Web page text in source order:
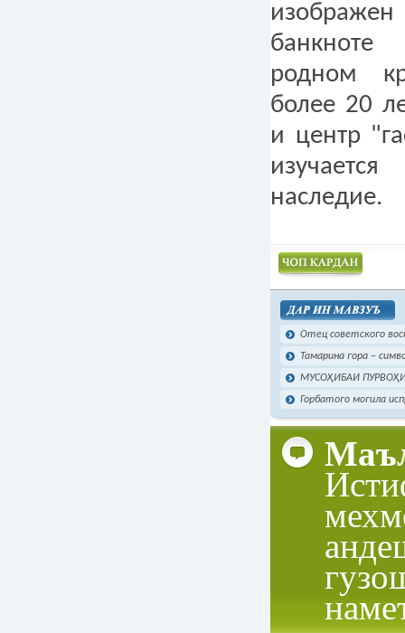
родном
более 20
и центр
наследие.
Чоп намудан
Отец советского
Тамарина гора –
МУСОҲИБАИ
Горбатого могила